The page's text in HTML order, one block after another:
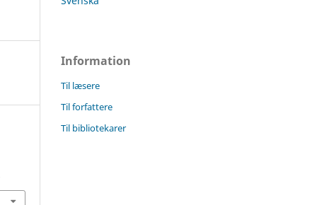
Information
Til læsere
Til forfattere
Til bibliotekarer